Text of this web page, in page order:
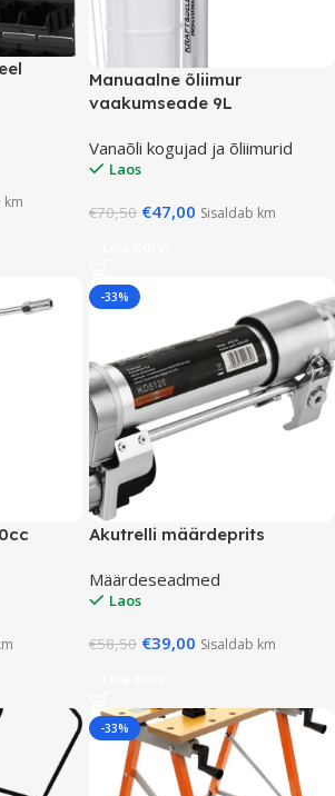
km
Manuaalne õliimur
vaakumseade 9L
Vanaõli kogujad ja õliimurid
Laos
€70,50 €47,00 Sisaldab km
-33%
Akutrelli määrdeprits
Määrdeseadmed
Laos
€58,50 €39,00 Sisaldab km
-33%